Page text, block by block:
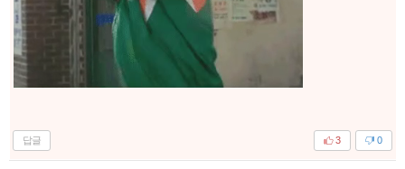
답글 0
3